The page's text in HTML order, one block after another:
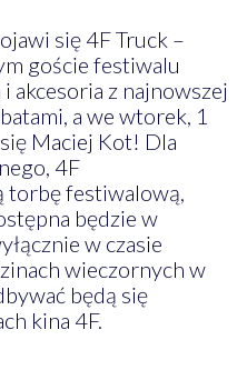
się 4F Truck –
goście festiwalu
akcesoria z najnowszej
a we wtorek, 1
Maciej Kot! Dla
4F
torbę festiwalową,
będzie w
w czasie
wieczornych w
będą się
kina 4F.